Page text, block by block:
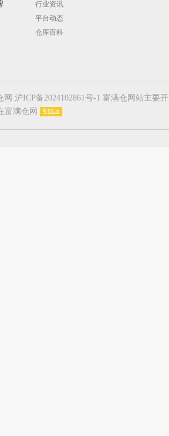
行业资讯
平台动态
仓库百科
网 沪ICP备2024102861号-1 富满仓网站主
富满仓网
51La